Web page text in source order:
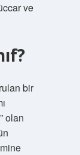
ve
bir
olan